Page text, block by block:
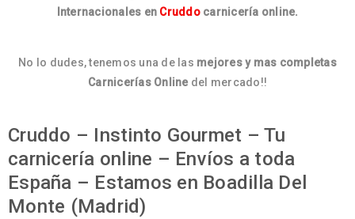
Internacionales en Cruddo carnicería online.
No lo dudes, tenemos una de las mejores y mas completas
Carnicerías Onlinedel mercado!!
Cruddo – Instinto Gourmet – Tu
carnicería online – Envíos a toda
España – Estamos en Boadilla Del
Monte (Madrid)